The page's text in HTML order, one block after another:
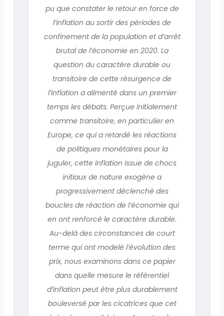
pu que constater le retour en force de
l’inflation au sortir des périodes de
confinement de la population et d’arrêt
brutal de l’économie en 2020. La
question du caractère durable ou
transitoire de cette résurgence de
l’inflation a alimenté dans un premier
temps les débats. Perçue initialement
comme transitoire, en particulier en
Europe, ce qui a retardé les réactions
de politiques monétaires pour la
juguler, cette inflation issue de chocs
initiaux de nature exogène a
progressivement déclenché des
boucles de réaction de l’économie qui
en ont renforcé le caractère durable.
Au-delà des circonstances de court
terme qui ont modelé l’évolution des
prix, nous examinons dans ce papier
dans quelle mesure le référentiel
d’inflation peut être plus durable­ment
bouleversé par les cicatrices que cet